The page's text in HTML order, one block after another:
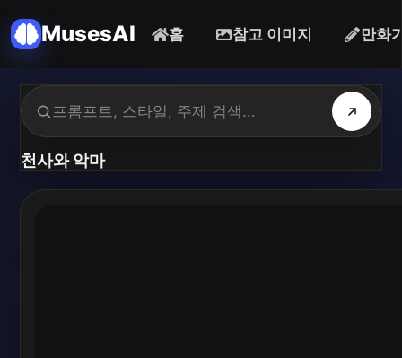
MusesAI 홈 참고 이미지 만화
천사와 악마